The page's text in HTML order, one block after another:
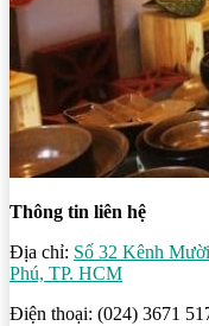
Thông tin liên hệ
Địa chỉ: Số 32 Kênh
Phú, TP. HCM
Điện thoại: (024) 3671